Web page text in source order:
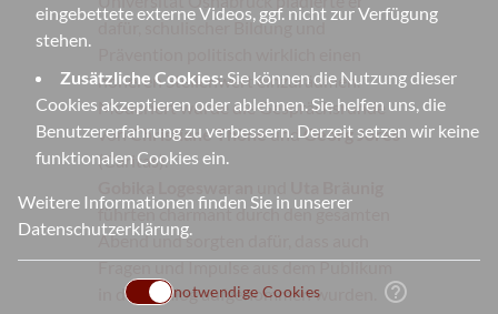
eingebettete externe Videos, ggf. nicht zur Verfügung
stehen.
Zusätzliche Cookies: Sie können die Nutzung dieser
Cookies akzeptieren oder ablehnen. Sie helfen uns, die
Benutzererfahrung zu verbessern. Derzeit setzen wir keine
funktionalen Cookies ein.
Weitere Informationen finden Sie in unserer
Datenschutzerklärung.
notwendige Cookies help_outline
dafür, schulischer Bildung und
höheren Stellenwert einzuräumen.
Moderiert wurde die Gesprächsrunde
vonChristiane ThöneundGeorg Jöres
(Caritas).
führten charmant durch den gesamten
Abend und sorgten dafür, dass auch
Fragen und Impulse aus dem Publikum
in den Dialog aufgenommen wurden.